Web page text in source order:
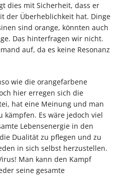
dies mit Sicherheit, dass er
der Überheblichkeit hat. Dinge
sind orange, könnten auch
Das hinterfragen wir nicht.
auf, da es keine Resonanz
wie die orangefarbene
hier erregen sich die
hat eine Meinung und man
Es wäre jedoch viel
Lebensenergie in den
Dualität zu pflegen und zu
in sich selbst herzustellen.
Man kann den Kampf
seine gesamte